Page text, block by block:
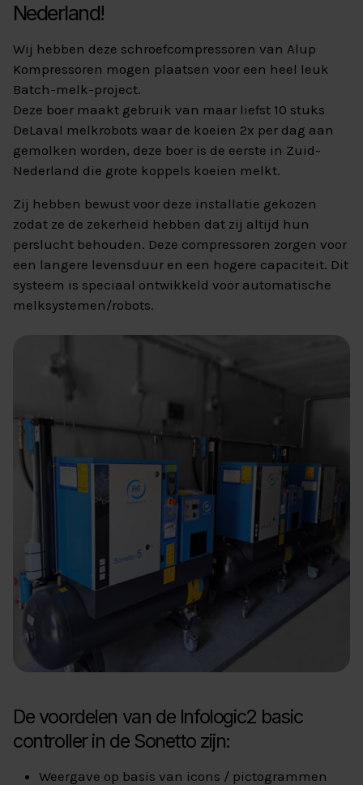
Nederland!
Wij hebben deze schroefcompressoren van Alup
Kompressoren mogen plaatsen voor een heel leuk
Batch-melk-project.
Deze boer maakt gebruik van maar liefst 10 stuks
DeLaval melkrobots waar de koeien 2x per dag aan
gemolken worden, deze boer is de eerste in Zuid-
Nederland die grote koppels koeien melkt.
Zij hebben bewust voor deze installatie gekozen
zodat ze de zekerheid hebben dat zij altijd hun
perslucht behouden. Deze compressoren zorgen voor
een langere levensduur en een hogere capaciteit. Dit
systeem is speciaal ontwikkeld voor automatische
melksystemen/robots.
De voordelen van de Infologic2 basic
controller in de Sonetto zijn:
Weergave op basis van icons / pictogrammen